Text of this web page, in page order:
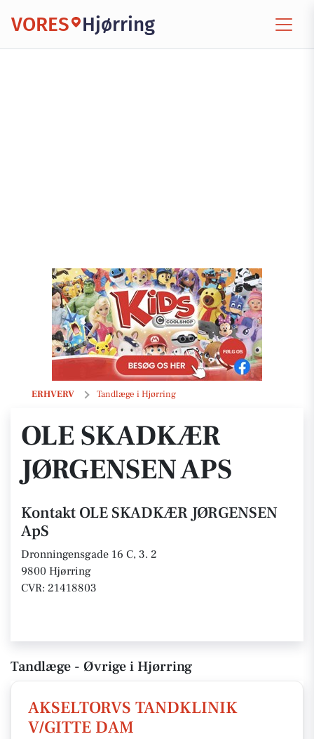
VORES Hjørring
ERHVERV Tandlæge i Hjørring
OLE SKADKÆR JØRGENSEN ApS
OLE SKADKÆR
JØRGENSEN APS
Kontakt OLE SKADKÆR JØRGENSEN
ApS
Dronningensgade 16 C, 3. 2
9800 Hjørring
CVR: 21418803
Tandlæge - Øvrige i Hjørring
AKSELTORVS TANDKLINIK
V/GITTE DAM